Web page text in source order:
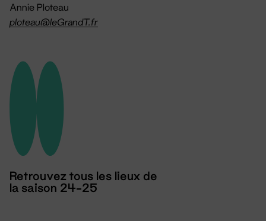
Annie Ploteau
ploteau@leGrandT.fr
Retrouvez tous les lieux de
la saison 24-25